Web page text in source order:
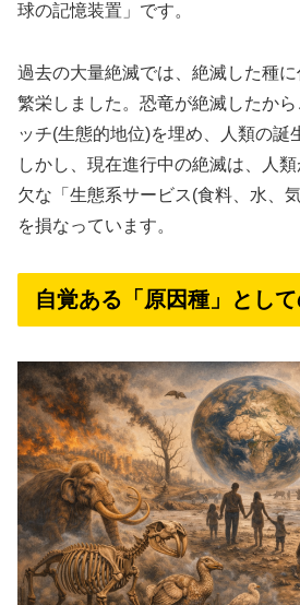
球の記憶装置」です。
過去の大量絶滅では、絶滅した種
繁栄しました。恐竜が絶滅したか
ッチ(生態的地位)を埋め、人類の誕
しかし、現在進行中の絶滅は、人
欠な「生態系サービス(食料、水、
を損なっています。
自覚ある「原因種」とし